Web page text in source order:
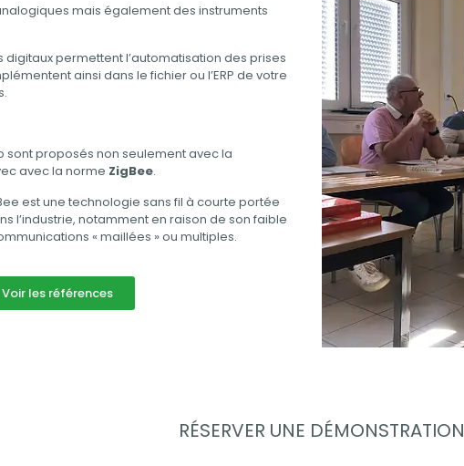
mais également des instruments
permettent l’automatisation des prises
ainsi dans le fichier ou l’ERP de votre
sont proposés non seulement avec la
avec la norme ZigBee.
est une technologie sans fil à courte portée
l’industrie, notamment en raison de son faible
« maillées » ou multiples.
Voir les références
RÉSERVER UNE DÉMONSTRATION